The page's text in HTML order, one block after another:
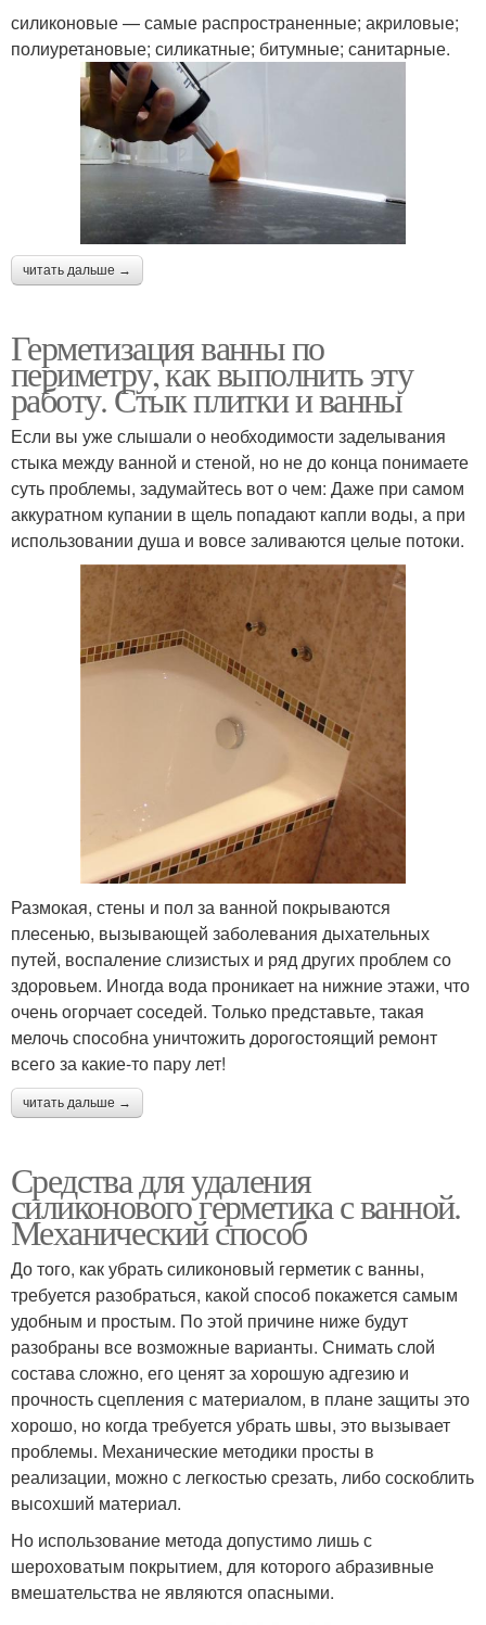
силиконовые — самые распространенные; акриловые;
полиуретановые; силикатные; битумные; санитарные.
читать дальше →
Герметизация ванны по
периметру, как выполнить эту
работу. Стык плитки и ванны
Если вы уже слышали о необходимости заделывания
стыка между ванной и стеной, но не до конца понимаете
суть проблемы, задумайтесь вот о чем: Даже при самом
аккуратном купании в щель попадают капли воды, а при
использовании душа и вовсе заливаются целые потоки.
Размокая, стены и пол за ванной покрываются
плесенью, вызывающей заболевания дыхательных
путей, воспаление слизистых и ряд других проблем со
здоровьем. Иногда вода проникает на нижние этажи, что
очень огорчает соседей. Только представьте, такая
мелочь способна уничтожить дорогостоящий ремонт
всего за какие-то пару лет!
читать дальше →
Средства для удаления
силиконового герметика с ванной.
Механический способ
До того, как убрать силиконовый герметик с ванны,
требуется разобраться, какой способ покажется самым
удобным и простым. По этой причине ниже будут
разобраны все возможные варианты. Снимать слой
состава сложно, его ценят за хорошую адгезию и
прочность сцепления с материалом, в плане защиты это
хорошо, но когда требуется убрать швы, это вызывает
проблемы. Механические методики просты в
реализации, можно с легкостью срезать, либо соскоблить
высохший материал.
Но использование метода допустимо лишь с
шероховатым покрытием, для которого абразивные
вмешательства не являются опасными.